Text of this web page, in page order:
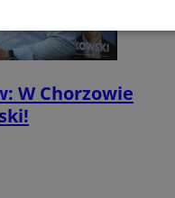
W Chorzowie